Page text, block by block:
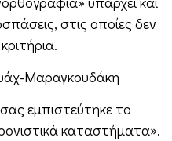
στις οποίες δεν
Μαραγκουδάκη
εμπιστεύτηκε το
καταστήματα».